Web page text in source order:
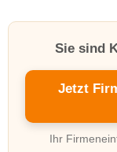
Sie sind
Jetzt
Ihr